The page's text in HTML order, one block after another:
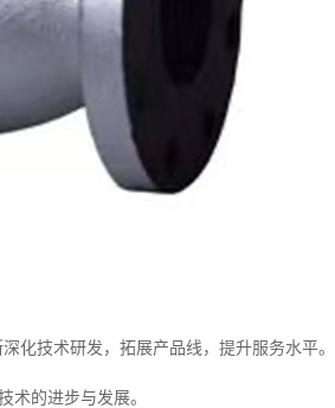
化技术研发，拓展产品线，提升服务水平。
术的进步与发展。